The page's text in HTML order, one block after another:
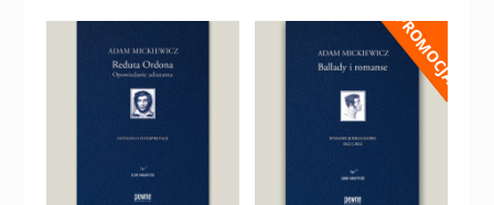
PROMOCJA!